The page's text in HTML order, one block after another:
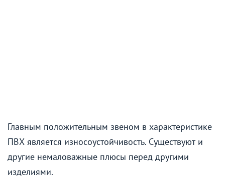
Главным положительным звеном в характеристике
ПВХ является износоустойчивость. Существуют и
другие немаловажные плюсы перед другими
изделиями.